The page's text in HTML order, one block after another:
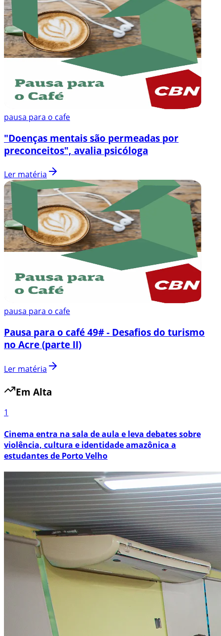
pausa para o cafe
"Doenças mentais são permeadas por
preconceitos", avalia psicóloga
Ler matéria
pausa para o cafe
Pausa para o café 49# - Desafios do turismo
no Acre (parte II)
Ler matéria
Em Alta
1
Cinema entra na sala de aula e leva debates sobre
violência, cultura e identidade amazônica a
estudantes de Porto Velho